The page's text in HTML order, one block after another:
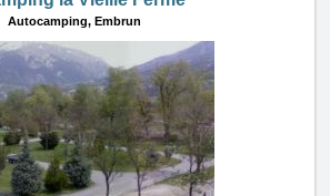
Autocamping, Embrun